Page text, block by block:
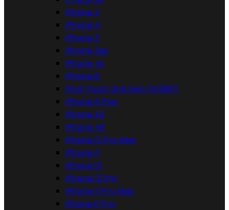
iPhone X
iPhone 4
iPhone 3
iPhone 3gs
iPhone 4s
iPhone 8
iPod Touch 2nd Gen (A1288)
iPhone 8 Plus
iPhone XS
iPhone XR
iPhone 12 Pro Max
iPhone 11
iPhone 13
iPhone 12 Pro
iPhone 11 Pro Max
iPhone 11 Pro